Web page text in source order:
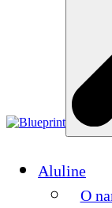
Aluline
O